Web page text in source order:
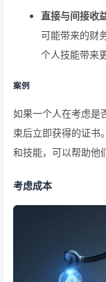
直接与间接收
可能带来的财
个人技能带来
案例
如果一个人在考虑是
束后立即获得的证书
和技能，可以帮助他
考虑成本